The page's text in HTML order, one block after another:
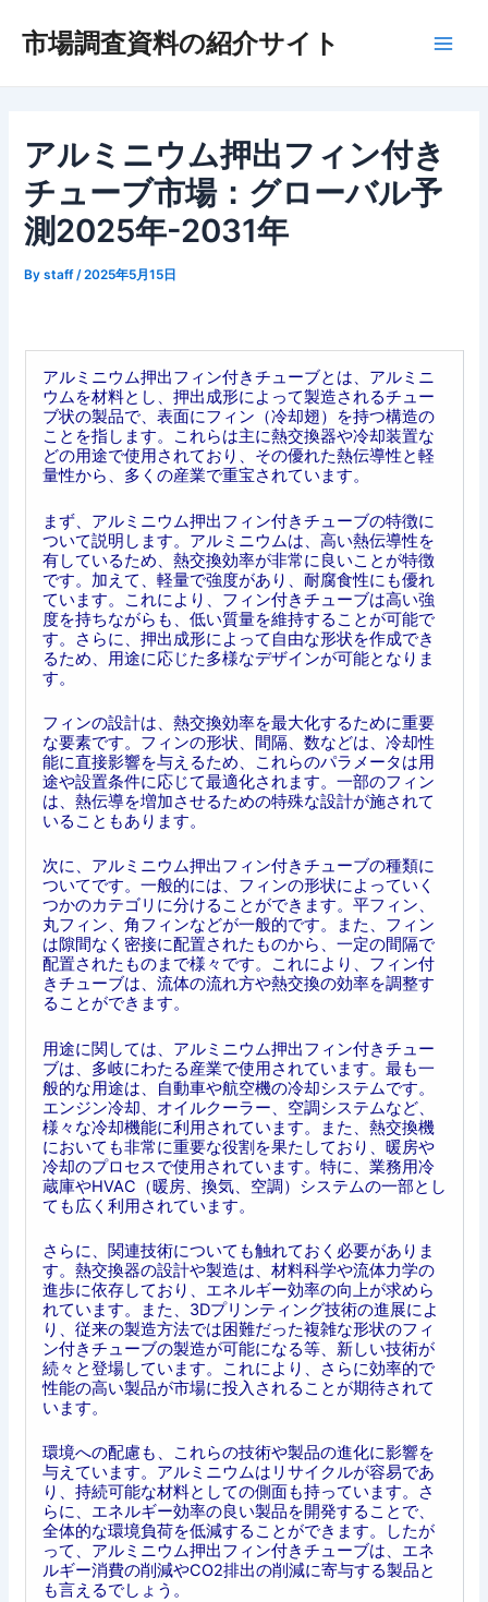
市場調査資料の紹介サイト
アルミニウム押出フィン付き
チューブ市場：グローバル予
測2025年-2031年
Bystaff /2025年5月15日
アルミニウム押出フィン付きチューブとは、アルミニ
ウムを材料とし、押出成形によって製造されるチュー
ブ状の製品で、表面にフィン（冷却翅）を持つ構造の
ことを指します。これらは主に熱交換器や冷却装置な
どの用途で使用されており、その優れた熱伝導性と軽
量性から、多くの産業で重宝されています。
まず、アルミニウム押出フィン付きチューブの特徴に
ついて説明します。アルミニウムは、高い熱伝導性を
有しているため、熱交換効率が非常に良いことが特徴
です。加えて、軽量で強度があり、耐腐食性にも優れ
ています。これにより、フィン付きチューブは高い強
度を持ちながらも、低い質量を維持することが可能で
す。さらに、押出成形によって自由な形状を作成でき
るため、用途に応じた多様なデザインが可能となりま
す。
フィンの設計は、熱交換効率を最大化するために重要
な要素です。フィンの形状、間隔、数などは、冷却性
能に直接影響を与えるため、これらのパラメータは用
途や設置条件に応じて最適化されます。一部のフィン
は、熱伝導を増加させるための特殊な設計が施されて
いることもあります。
次に、アルミニウム押出フィン付きチューブの種類に
ついてです。一般的には、フィンの形状によっていく
つかのカテゴリに分けることができます。平フィン、
丸フィン、角フィンなどが一般的です。また、フィン
は隙間なく密接に配置されたものから、一定の間隔で
配置されたものまで様々です。これにより、フィン付
きチューブは、流体の流れ方や熱交換の効率を調整す
ることができます。
用途に関しては、アルミニウム押出フィン付きチュー
ブは、多岐にわたる産業で使用されています。最も一
般的な用途は、自動車や航空機の冷却システムです。
エンジン冷却、オイルクーラー、空調システムなど、
様々な冷却機能に利用されています。また、熱交換機
においても非常に重要な役割を果たしており、暖房や
冷却のプロセスで使用されています。特に、業務用冷
蔵庫やHVAC（暖房、換気、空調）システムの一部とし
ても広く利用されています。
さらに、関連技術についても触れておく必要がありま
す。熱交換器の設計や製造は、材料科学や流体力学の
進歩に依存しており、エネルギー効率の向上が求めら
れています。また、3Dプリンティング技術の進展によ
り、従来の製造方法では困難だった複雑な形状のフィ
ン付きチューブの製造が可能になる等、新しい技術が
続々と登場しています。これにより、さらに効率的で
性能の高い製品が市場に投入されることが期待されて
います。
環境への配慮も、これらの技術や製品の進化に影響を
与えています。アルミニウムはリサイクルが容易であ
り、持続可能な材料としての側面も持っています。さ
らに、エネルギー効率の良い製品を開発することで、
全体的な環境負荷を低減することができます。したが
って、アルミニウム押出フィン付きチューブは、エネ
ルギー消費の削減やCO2排出の削減に寄与する製品と
も言えるでしょう。